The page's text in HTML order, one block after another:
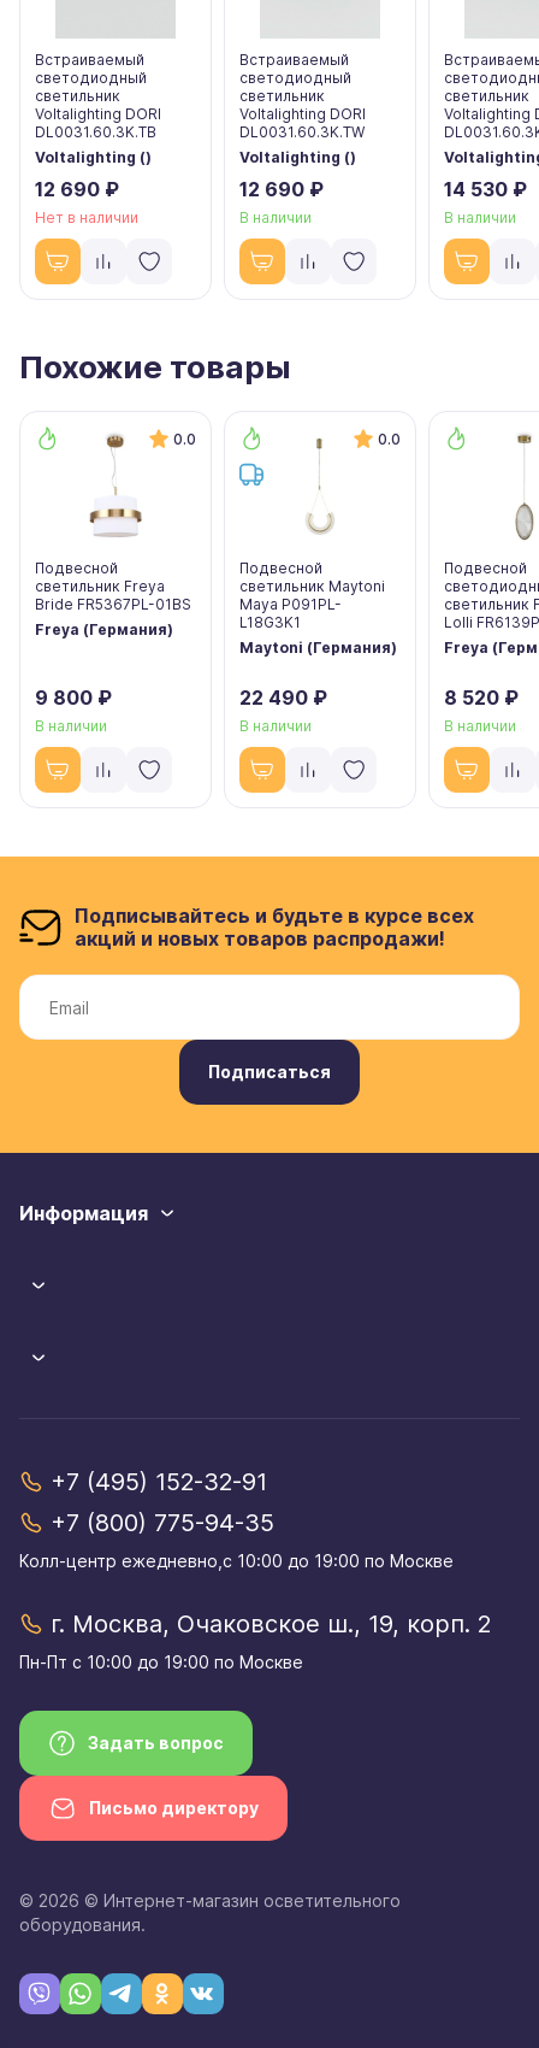
Встраиваемый
светодиодный
светильник
Voltalighting DORI
DL0031.60.3K.TB
Voltalighting ()
12 690 ₽
Нет в наличии
Встраиваемый
светодиодный
светильник
Voltalighting DORI
DL0031.60.3K.TW
Voltalighting ()
12 690 ₽
В наличии
светильник
Voltalighting
14 530 ₽
В наличии
Похожие товары
0.0
Подвесной
светильник Freya
Bride FR5367PL-01BS
Freya (Германия)
9 800 ₽
В наличии
0.0
Подвесной
светильник Maytoni
Maya P091PL-
L18G3K1
Maytoni (Германия)
22 490 ₽
В наличии
Подвесной
светильник
Lolli
Freya
8 520 ₽
В наличии
Подписывайтесь и будьте в курсе всех
акций и новых товаров распродажи!
Подписаться
Информация
+7 (495) 152-32-91
+7 (800) 775-94-35
Колл-центр eжедневно,с 10:00 до 19:00 по Москве
г. Москва, Очаковское ш., 19, корп. 2
Пн-Пт с 10:00 до 19:00 по Москве
Задать вопрос
Письмо директору
© 2026 © Интернет-магазин осветительного
оборудования.